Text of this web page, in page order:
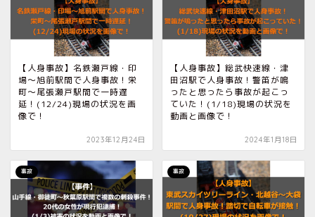
【人身事故】名鉄瀬戸線・印
場〜旭前駅間で人身事故！栄
町〜尾張瀬戸駅間で一時遅
延！(12/24)現場の状況を画
像で！
2023年12月24日
【人身事故】総武快速線・津
田沼駅で人身事故！警笛が鳴
ったと思ったら事故が起こっ
ていた！(1/18)現場の状況を
動画と画像で！
2024年1月18日
事故 事故